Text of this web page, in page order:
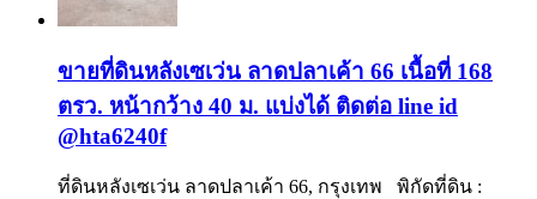
ขายที่ดินหลังเซเว่น ลาดปลาเค้า 66 เนื้อที่ 168
ตรว. หน้ากว้าง 40 ม. แบ่งได้ ติดต่อ line id
@hta6240f
ที่ดินหลังเซเว่น ลาดปลาเค้า 66, กรุงเทพ พิกัดที่ดิน :